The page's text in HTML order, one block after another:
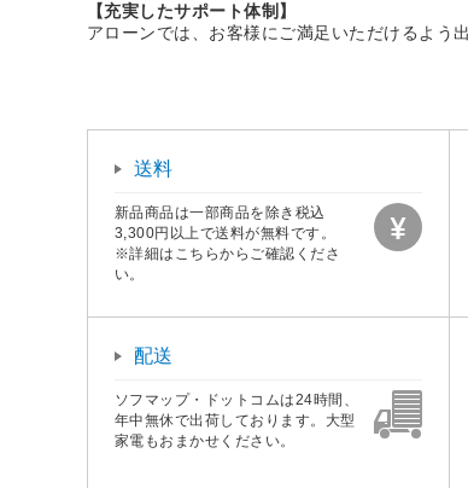
【充実したサポート体制】
アローンでは、お客様にご満足いただけるよう
送料
新品商品は一部商品を除き税込
3,300円以上で送料が無料です。
※詳細はこちらからご確認くださ
い。
配送
ソフマップ・ドットコムは24時間、
年中無休で出荷しております。大型
家電もおまかせください。